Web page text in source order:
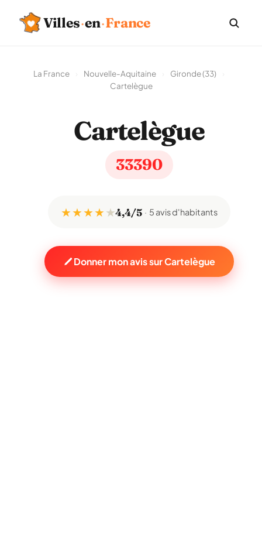
Villes·en·France
La France Nouvelle-Aquitaine Gironde (33)
Cartelègue
Cartelègue
33390
★ ★ ★ ★★4,4/5 5 avis d'habitants
Donner mon avis sur Cartelègue